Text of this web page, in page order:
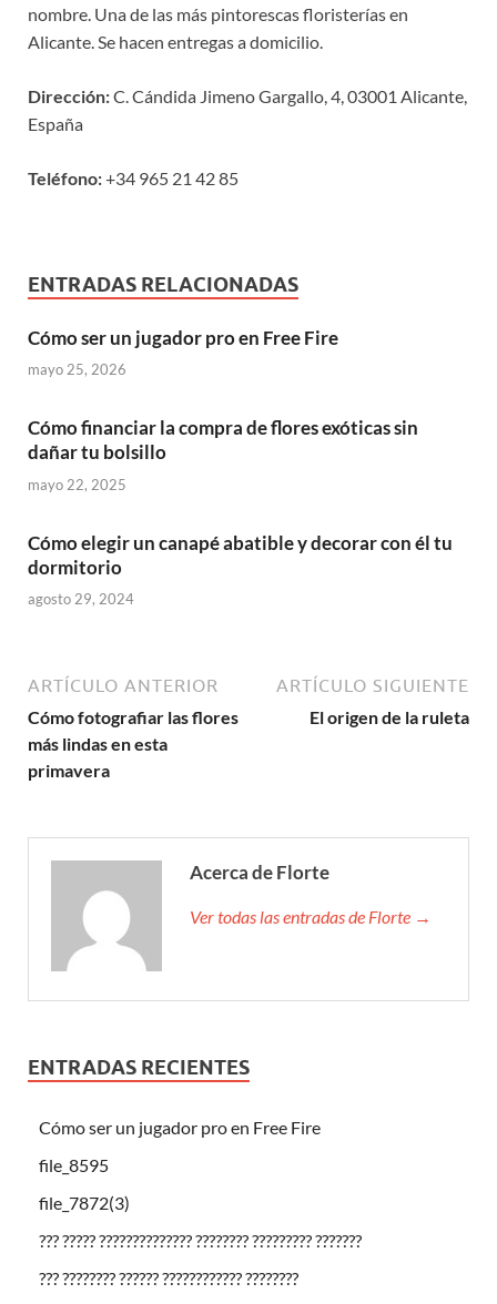
nombre. Una de las más pintorescas floristerías en
Alicante. Se hacen entregas a domicilio.
Dirección:C. Cándida Jimeno Gargallo, 4, 03001 Alicante,
España
Teléfono:+34 965 21 42 85
ENTRADAS RELACIONADAS
Cómo ser un jugador pro en Free Fire
mayo 25, 2026
Cómo financiar la compra de flores exóticas sin
dañar tu bolsillo
mayo 22, 2025
Cómo elegir un canapé abatible y decorar con él tu
dormitorio
agosto 29, 2024
ARTÍCULO ANTERIOR
Cómo fotografiar las flores
más lindas en esta
primavera
ARTÍCULO SIGUIENTE
El origen de la ruleta
Acerca de Florte
Ver todas las entradas de Florte →
ENTRADAS RECIENTES
Cómo ser un jugador pro en Free Fire
file_8595
file_7872(3)
??? ????? ?????????????? ???????? ????????? ???????
??? ???????? ?????? ???????????? ????????